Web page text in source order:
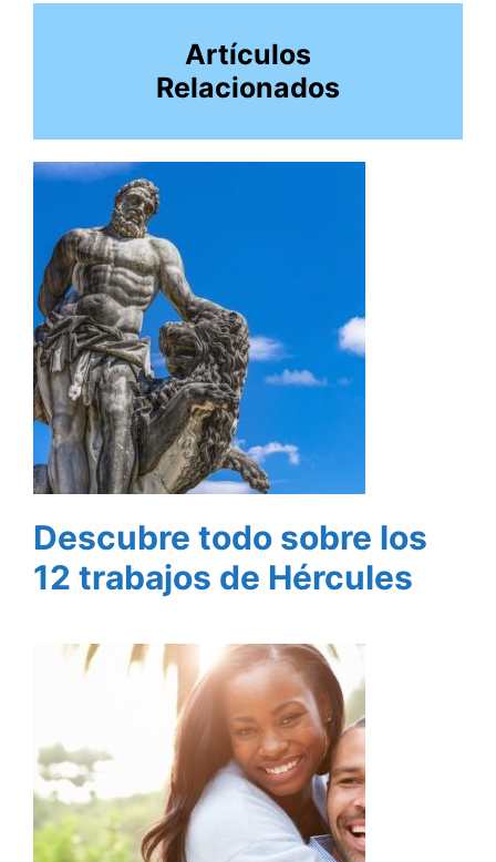
Artículos
Relacionados
Descubre todo sobre los
12 trabajos de Hércules